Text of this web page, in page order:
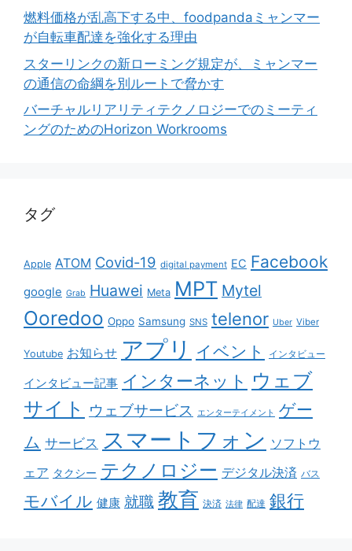
燃料価格が乱高下する中、foodpandaミャンマー
が自転車配達を強化する理由
スターリンクの新ローミング規定が、ミャンマー
の通信の命綱を別ルートで脅かす
バーチャルリアリティテクノロジーでのミーティ
ングのためのHorizon Workrooms
タグ
Apple ATOM Covid-19 digital payment EC Facebook
google Grab Huawei Meta MPT Mytel
Ooredoo Oppo Samsung SNS telenor Uber Viber
Youtube お知らせ アプリ イベント インタビュー
インタビュー記事 インターネット ウェブ
サイト ウェブサービス エンターテイメント ゲー
ム サービス スマートフォン ソフトウ
ェア タクシー テクノロジー デジタル決済 バス
モバイル 健康 就職 教育 決済 法律 配達 銀行